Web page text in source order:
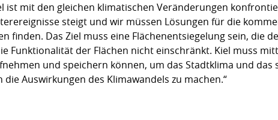
ist mit den gleichen klimatischen Veränderungen
steigt und wir müssen Lösungen für die
finden. Das Ziel muss eine Flächenentsiegelung sein, die
Funktionalität der Flächen nicht einschränkt. Kiel muss
und speichern können, um das Stadtklima und das
Auswirkungen des Klimawandels zu machen.“